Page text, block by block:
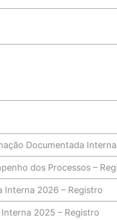
Documentada
dos Processos –
Interna 2026 – Registro
2025 – Registro